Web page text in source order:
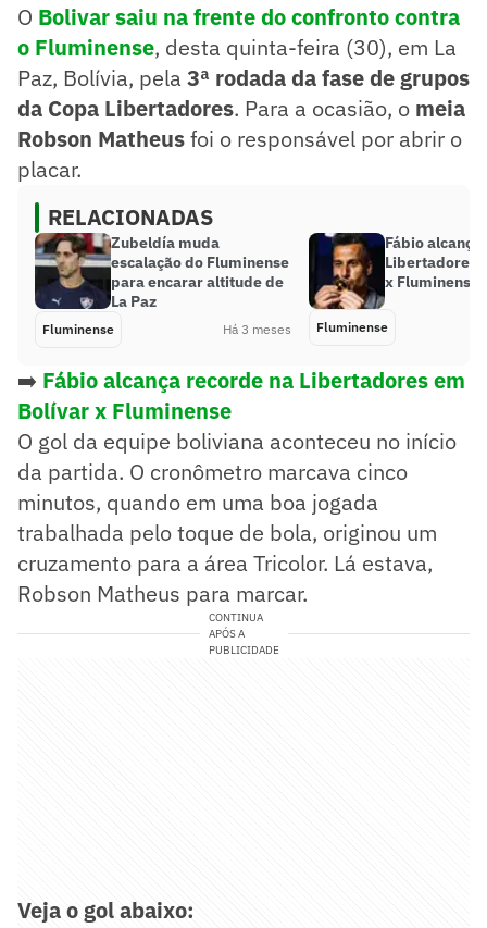
O Bolivar saiu na frente do confronto contra
o Fluminense, desta quinta-feira (30), em La
Paz, Bolívia, pela 3ª rodada da fase de grupos
da Copa Libertadores. Para a ocasião, o meia
Robson Matheusfoi o responsável por abrir o
placar.
RELACIONADAS
Zubeldía muda
escalação do Fluminense
para encarar altitude de
La Paz
Fluminense Há 3 meses
Fábio
Libertadores
x Fluminense
Fluminense
➡️ Fábio alcança recorde na Libertadores em
Bolívar x Fluminense
O gol da equipe boliviana aconteceu no início
da partida. O cronômetro marcava cinco
minutos, quando em uma boa jogada
trabalhada pelo toque de bola, originou um
cruzamento para a área Tricolor. Lá estava,
Robson Matheus para marcar.
CONTINUA
APÓS A
PUBLICIDADE
Veja o gol abaixo: